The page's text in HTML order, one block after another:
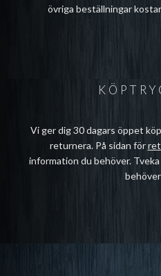
övriga beställningar
Vi ger dig 30 dagars öppet
returnera. På sidan för
information du behöver.